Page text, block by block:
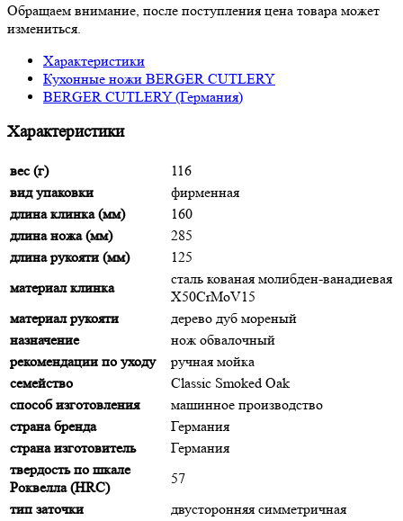
Обращаем внимание, после поступления цена товара может
измениться.
Характеристики
Кухонные ножи BERGER CUTLERY
BERGER CUTLERY (Германия)
Характеристики
вес (г)
116
вид упаковки
фирменная
длина клинка (мм)
160
длина ножа (мм)
285
длина рукояти (мм)
125
материал клинка
сталь кованая молибден-ванадиевая
X50CrMoV15
материал рукояти
дерево дуб мореный
назначение
нож обвалочный
рекомендации по уходу
ручная мойка
семейство
Classic Smoked Oak
способ изготовления
машинное производство
страна бренда
Германия
страна изготовитель
Германия
твердость по шкале
Роквелла (HRC)
57
тип заточки
двусторонняя симметричная